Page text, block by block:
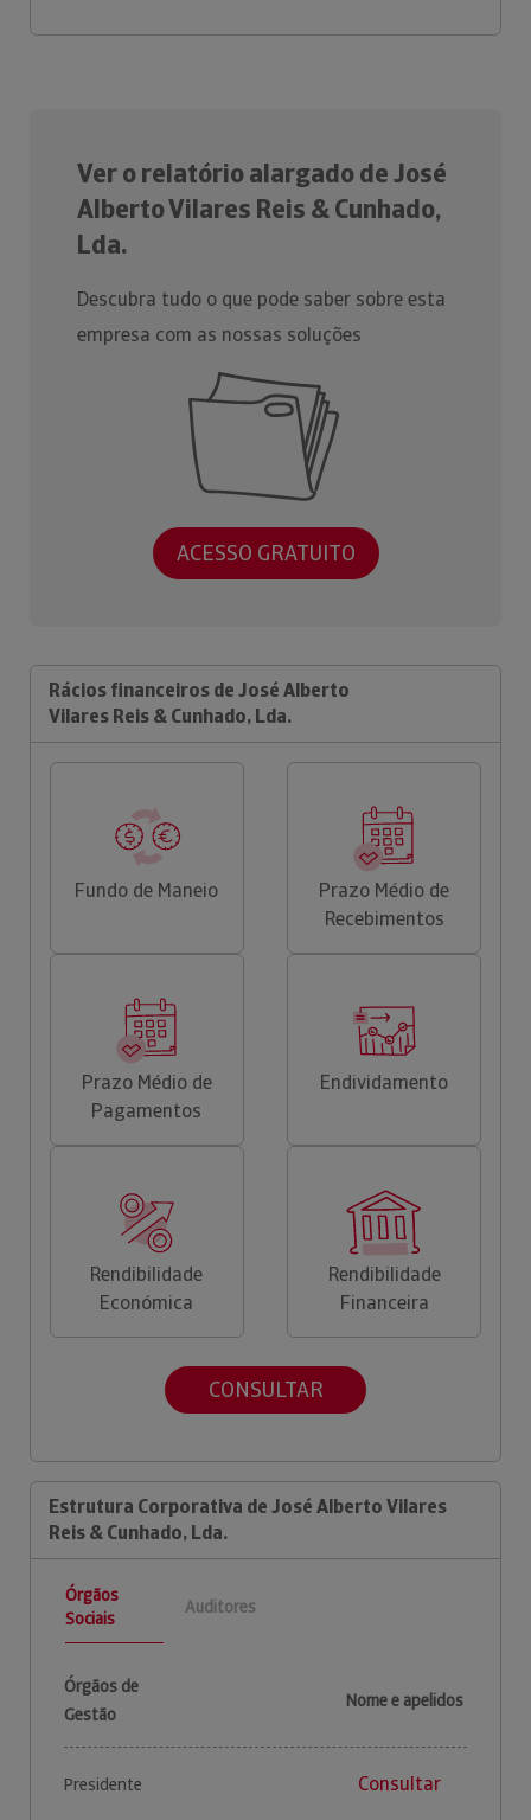
Ver o relatório alargado de José
Alberto Vilares Reis & Cunhado,
Lda.
Descubra tudo o que pode saber sobre esta
empresa com as nossas soluções
ACESSO GRATUITO
Rácios financeiros de José Alberto
Vilares Reis & Cunhado, Lda.
Fundo de Maneio
Prazo Médio de
Recebimentos
Prazo Médio de
Pagamentos
Endividamento
Rendibilidade
Económica
Rendibilidade
Financeira
CONSULTAR
Estrutura Corporativa de José Alberto Vilares
Reis & Cunhado, Lda.
Órgãos
Sociais
Auditores
Órgãos de
Gestão
Nome e apelidos
Presidente Consultar